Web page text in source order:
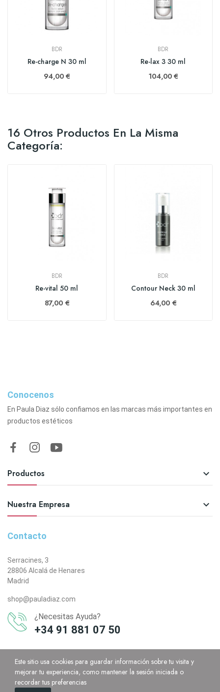
BDR
Re-charge N 30 ml
94,00 €
BDR
Re-lax 3 30 ml
104,00 €
16 Otros Productos En La Misma
Categoría:
BDR
Re-vital 50 ml
87,00 €
BDR
Contour Neck 30 ml
64,00 €
Conocenos
En Paula Diaz sólo confiamos en las marcas más importantes en
productos estéticos
Productos 
Nuestra Empresa 
Contacto
Serracines, 3
28806 Alcalá de Henares
Madrid
shop@pauladiaz.com
¿Necesitas Ayuda?
+34 91 881 07 50
Este sitio usa cookies para guardar información sobre tu visita y
mejorar tu experiencia, como mantener la sesión iniciada o
recordar tus preferencias